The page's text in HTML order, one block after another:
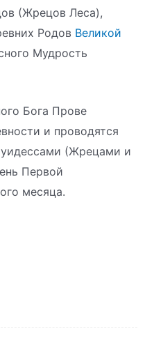
(Жрецов Леса),
Родов Великой
Мудрость
Бога Прове
и проводятся
(Жрецами и
Первой
месяца.